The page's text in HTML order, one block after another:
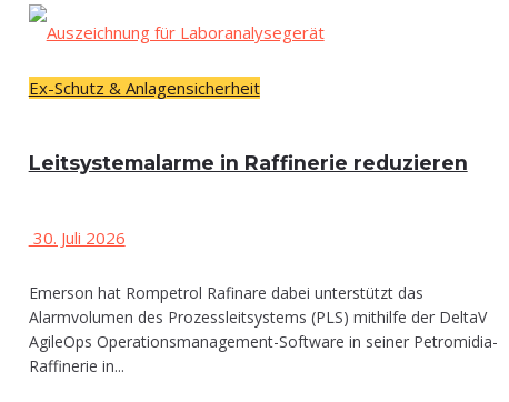
Ex-Schutz & Anlagensicherheit
Leit­sys­tem­alar­me in Raf­fi­ne­rie reduzieren
30. Juli 2026
Emerson hat Rompetrol Rafinare dabei unterstützt das
Alarmvolumen des Prozessleitsystems (PLS) mithilfe der DeltaV
AgileOps Operationsmanagement-Software in seiner Petromidia-
Raffinerie in...